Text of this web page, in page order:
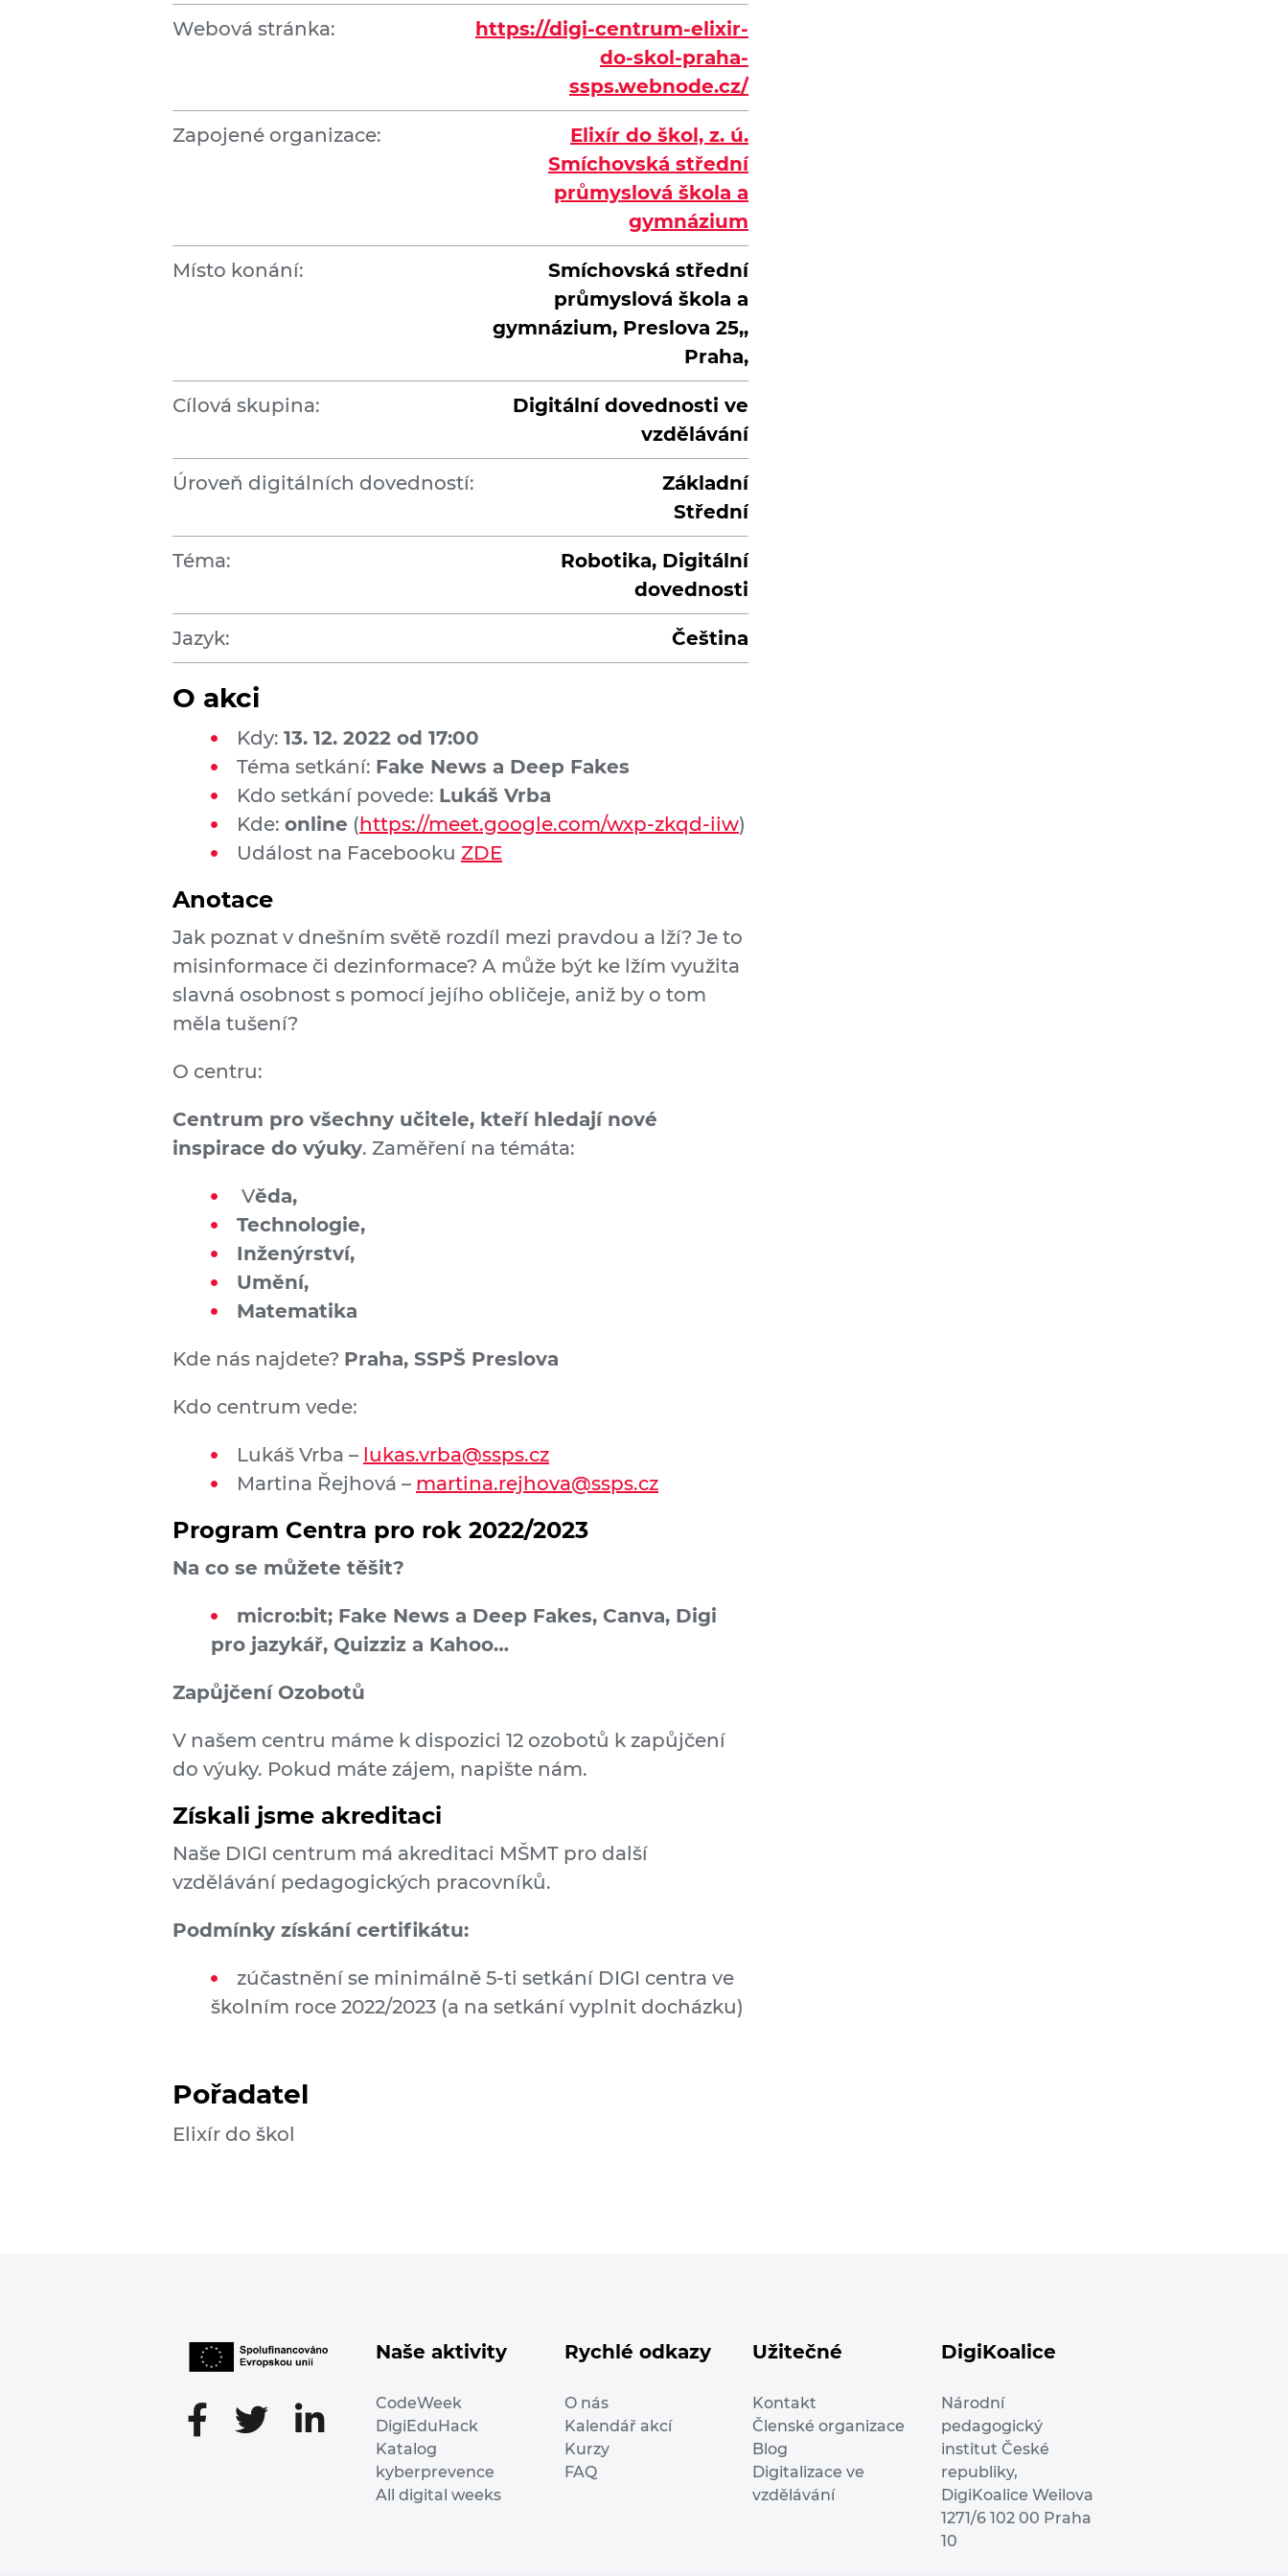
Webová stránka:
https://digi-centrum-elixir-
do-skol-praha-
ssps.webnode.cz/
Zapojené organizace:
Elixír do škol, z. ú.
Smíchovská střední
průmyslová škola a
gymnázium
Místo konání:
Smíchovská střední
průmyslová škola a
gymnázium, Preslova 25,,
Praha,
Cílová skupina:
Digitální dovednosti ve
vzdělávání
Úroveň digitálních dovedností:
Základní
Střední
Téma:
Robotika, Digitální
dovednosti
Jazyk: Čeština
O akci
Kdy: 13. 12. 2022 od 17:00
Téma setkání: Fake News a Deep Fakes
Kdo setkání povede: Lukáš Vrba
Kde: online (https://meet.google.com/wxp-zkqd-iiw)
Událost na Facebooku ZDE
Anotace
Jak poznat v dnešním světě rozdíl mezi pravdou a lží? Je to
misinformace či dezinformace? A může být ke lžím využita
slavná osobnost s pomocí jejího obličeje, aniž by o tom
měla tušení?
O centru:
Centrum pro všechny učitele, kteří hledají nové
inspirace do výuky. Zaměření na témáta:
Věda,
Technologie,
Inženýrství,
Umění,
Matematika
Kde nás najdete? Praha, SSPŠ Preslova
Kdo centrum vede:
Lukáš Vrba – lukas.vrba@ssps.cz
Martina Řejhová – martina.rejhova@ssps.cz
Program Centra pro rok 2022/2023
Na co se můžete těšit?
micro:bit; Fake News a Deep Fakes, Canva, Digi
pro jazykář, Quizziz a Kahoo…
Zapůjčení Ozobotů
V našem centru máme k dispozici 12 ozobotů k zapůjčení
do výuky. Pokud máte zájem, napište nám.
Získali jsme akreditaci
Naše DIGI centrum má akreditaci MŠMT pro další
vzdělávání pedagogických pracovníků.
Podmínky získání certifikátu:
zúčastnění se minimálně 5-ti setkání DIGI centra ve
školním roce 2022/2023 (a na setkání vyplnit docházku)
Pořadatel
Elixír do škol
Naše aktivity
CodeWeek
DigiEduHack
Katalog
kyberprevence
All digital weeks
Rychlé odkazy
O nás
Kalendář akcí
Kurzy
FAQ
Užitečné
Kontakt
Členské organizace
Blog
Digitalizace ve
vzdělávání
DigiKoalice
Národní
pedagogický
institut České
republiky,
DigiKoalice Weilova
1271/6 102 00 Praha
10